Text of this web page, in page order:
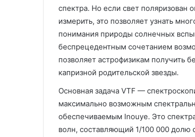
спектра. Но если свет
измерить, это позволяет узнать
понимания природы солнечных
беспрецедентным сочетанием
позволяет астрофизикам получить
капризной родительской звезды.
Основная задача VTF —
максимально возможным
обеспечиваемым Inouye. Это
волн, составляющий 1/100 000 долю